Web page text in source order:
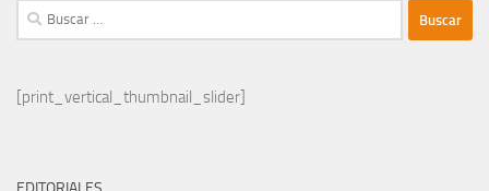
Buscar:
[print_vertical_thumbnail_slider]